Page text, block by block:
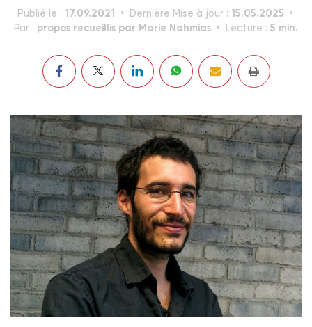
Publié le : 17.09.2021 Dernière Mise à jour : 15.05.2025
Par : propos recueillis par Marie Nahmias Lecture : 5 min.